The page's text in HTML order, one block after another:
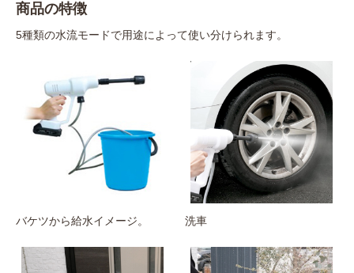
商品の特徴
5種類の水流モードで用途によって使い分けられます。
バケツから給水イメージ。 洗車